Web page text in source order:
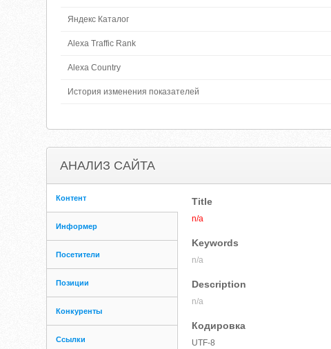
Яндекс Каталог
Alexa Traffic Rank
Alexa Country
История изменения показателей
АНАЛИЗ САЙТА
Контент
Информер
Посетители
Позиции
Конкуренты
Ссылки
Title
n/a
Keywords
n/a
Description
n/a
Кодировка
UTF-8